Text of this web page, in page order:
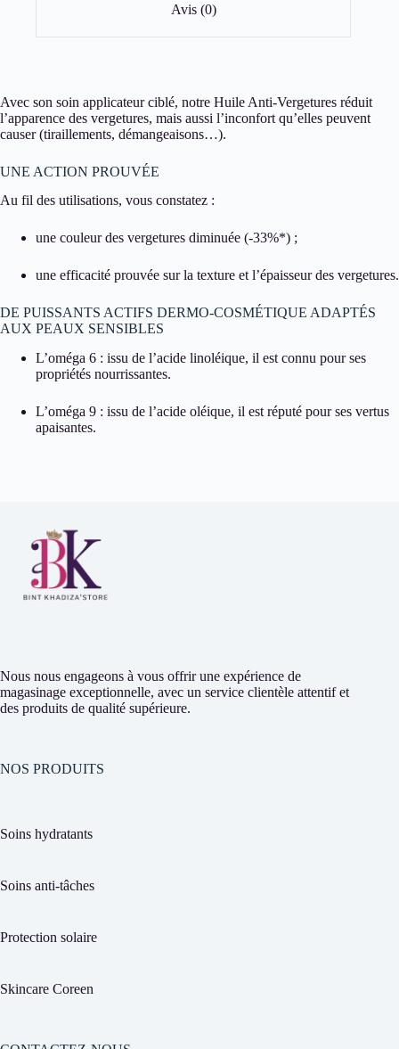
Avis (0)
Avec son soin applicateur ciblé, notre Huile Anti-Vergetures réduit
l’apparence des vergetures, mais aussi l’inconfort qu’elles peuvent
causer (tiraillements, démangeaisons…).
UNE ACTION PROUVÉE
Au fil des utilisations, vous constatez :
une couleur des vergetures diminuée (-33%*) ;
une efficacité prouvée sur la texture et l’épaisseur des vergetures.
DE PUISSANTS ACTIFS DERMO-COSMÉTIQUE ADAPTÉS
AUX PEAUX SENSIBLES
L’oméga 6 : issu de l’acide linoléique, il est connu pour ses
propriétés nourrissantes.
L’oméga 9 : issu de l’acide oléique, il est réputé pour ses vertus
apaisantes.
Nous nous engageons à vous offrir une expérience de
magasinage exceptionnelle, avec un service clientèle attentif et
des produits de qualité supérieure.
NOS PRODUITS
Soins hydratants
Soins anti-tâches
Protection solaire
Skincare Coreen